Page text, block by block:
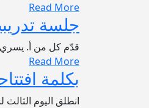
Read More
جلسة
قدّم كل من أ. يسري
Read More
بكلمة
انطلق اليوم الثالث